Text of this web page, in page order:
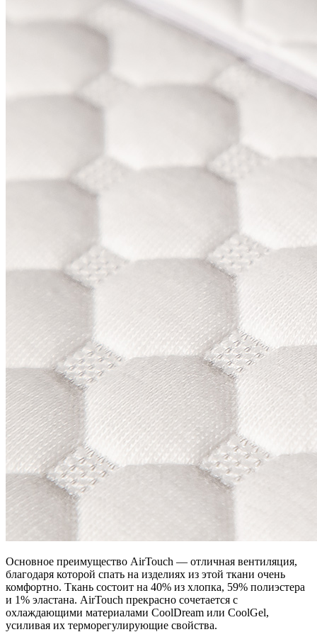
Основное преимущество AirTouch — отличная вентиляция,
благодаря которой спать на изделиях из этой ткани очень
комфортно. Ткань состоит на 40% из хлопка, 59% полиэстера
и 1% эластана. AirTouch прекрасно сочетается с
охлаждающими материалами CoolDream или CoolGel,
усиливая их терморегулирующие свойства.